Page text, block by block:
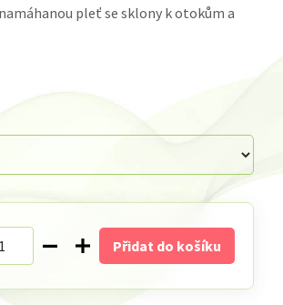
pleť se sklony k otokům a
Přidat do košíku